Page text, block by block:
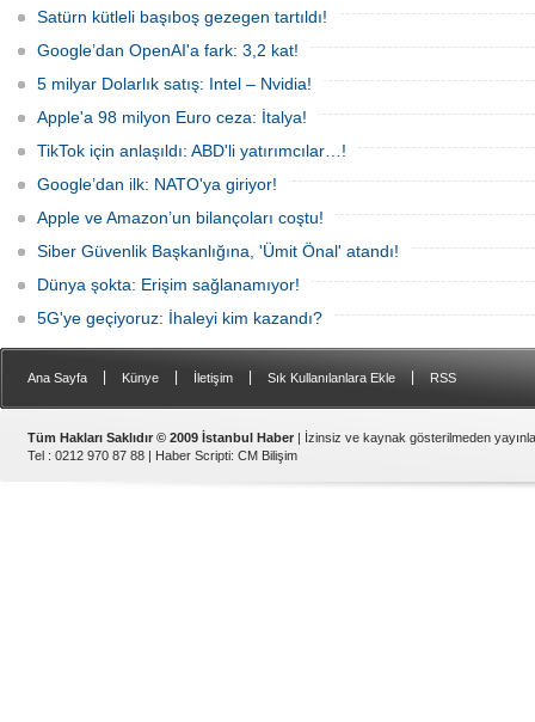
milyar Dolar'a yükseldi.
çeyreğinde gelirinin yüzde dört
düştüğünü bildirdi.
Satürn kütleli başıboş gezegen tartıldı!
Google’dan OpenAI'a fark: 3,2 kat!
5 milyar Dolarlık satış: Intel – Nvidia!
Apple'a 98 milyon Euro ceza: İtalya!
TikTok için anlaşıldı: ABD'li yatırımcılar…!
Google’dan ilk: NATO'ya giriyor!
Apple ve Amazon’un bilançoları coştu!
Siber Güvenlik Başkanlığına, 'Ümit Önal' atandı!
Dünya şokta: Erişim sağlanamıyor!
5G'ye geçiyoruz: İhaleyi kim kazandı?
Ana Sayfa Künye İletişim Sık Kullanılanlara Ekle RSS
Tüm Hakları Saklıdır © 2009 İstanbul Haber | İzinsiz ve kaynak gösterilmeden
Tel : 0212 970 87 88 | Haber Scripti: CM Bilişim